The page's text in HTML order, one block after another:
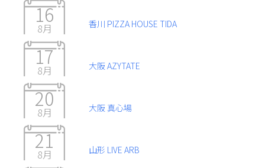
16
8月 香川 PIZZA HOUSE TIDA
17
8月 大阪 AZYTATE
20
8月 大阪 真心場
21
8月 山形 LIVE ARB